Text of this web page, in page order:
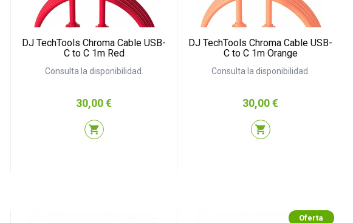
DJ TechTools Chroma Cable USB-
C to C 1m Red
Consulta la disponibilidad.
Precio
30,00 €
shopping_cart
DJ TechTools Chroma Cable USB-
C to C 1m Orange
Consulta la disponibilidad.
Precio
30,00 €
shopping_cart
Oferta